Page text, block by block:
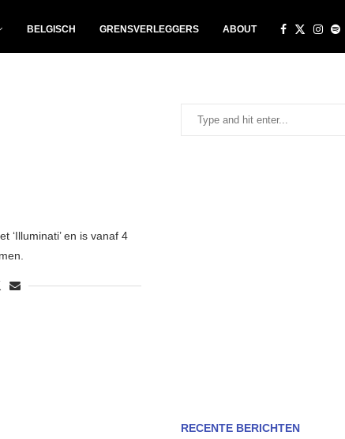
BELGISCH GRENSVERLEGGERS ABOUT
‘Illuminati’ en is vanaf 4
RECENTE BERICHTEN